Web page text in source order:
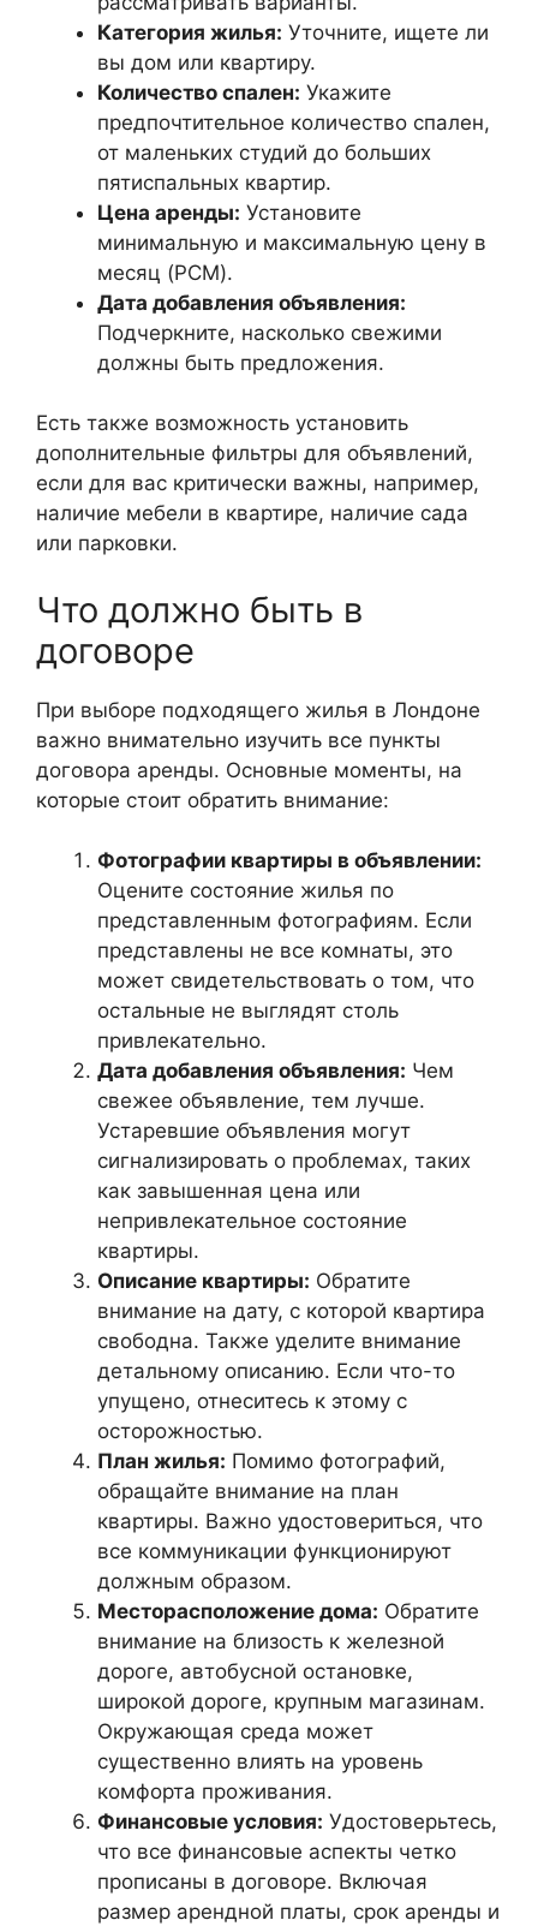
Категория жилья: Уточните, ищете ли
вы дом или квартиру.
Количество спален: Укажите
предпочтительное количество спален,
от маленьких студий до больших
пятиспальных квартир.
Цена аренды: Установите
минимальную и максимальную цену в
месяц (PCM).
Дата добавления объявления:
Подчеркните, насколько свежими
должны быть предложения.
Есть также возможность установить
дополнительные фильтры для объявлений,
если для вас критически важны, например,
наличие мебели в квартире, наличие сада
или парковки.
Что должно быть в
договоре
При выборе подходящего жилья в Лондоне
важно внимательно изучить все пункты
договора аренды. Основные моменты, на
которые стоит обратить внимание:
Фотографии квартиры в объявлении:
Оцените состояние жилья по
представленным фотографиям. Если
представлены не все комнаты, это
может свидетельствовать о том, что
остальные не выглядят столь
привлекательно.
Дата добавления объявления: Чем
свежее объявление, тем лучше.
Устаревшие объявления могут
сигнализировать о проблемах, таких
как завышенная цена или
непривлекательное состояние
квартиры.
Описание квартиры: Обратите
внимание на дату, с которой квартира
свободна. Также уделите внимание
детальному описанию. Если что-то
упущено, отнеситесь к этому с
осторожностью.
План жилья: Помимо фотографий,
обращайте внимание на план
квартиры. Важно удостовериться, что
все коммуникации функционируют
должным образом.
Месторасположение дома: Обратите
внимание на близость к железной
дороге, автобусной остановке,
широкой дороге, крупным магазинам.
Окружающая среда может
существенно влиять на уровень
комфорта проживания.
Финансовые условия: Удостоверьтесь,
что все финансовые аспекты четко
прописаны в договоре. Включая
размер арендной платы, срок аренды и